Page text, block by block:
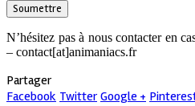
N’hésitez pas à nous contacter en
– contact[at]animaniacs.fr
Partager
Facebook Twitter Google +